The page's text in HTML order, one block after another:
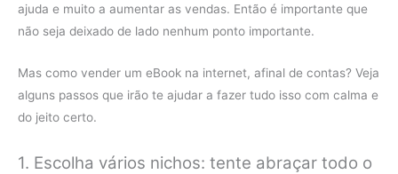
ajuda e muito a aumentar as vendas. Então é importante que
não seja deixado de lado nenhum ponto importante.
Mas como vender um eBook na internet, afinal de contas? Veja
alguns passos que irão te ajudar a fazer tudo isso com calma e
do jeito certo.
1. Escolha vários nichos: tente abraçar todo o